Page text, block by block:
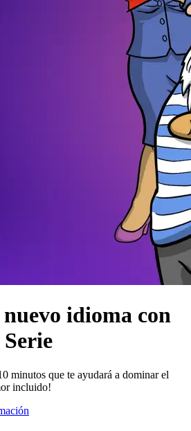
idioma con
minutos que te ayudará a dominar el
incluido!